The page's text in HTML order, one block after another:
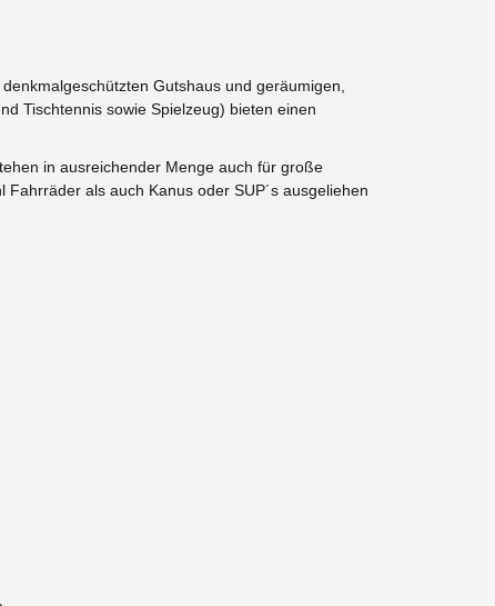
Gutshaus und geräumigen,
Tischtennis sowie Spielzeug) bieten einen
in ausreichender Menge auch für große
als auch Kanus oder SUP´s ausgeliehen